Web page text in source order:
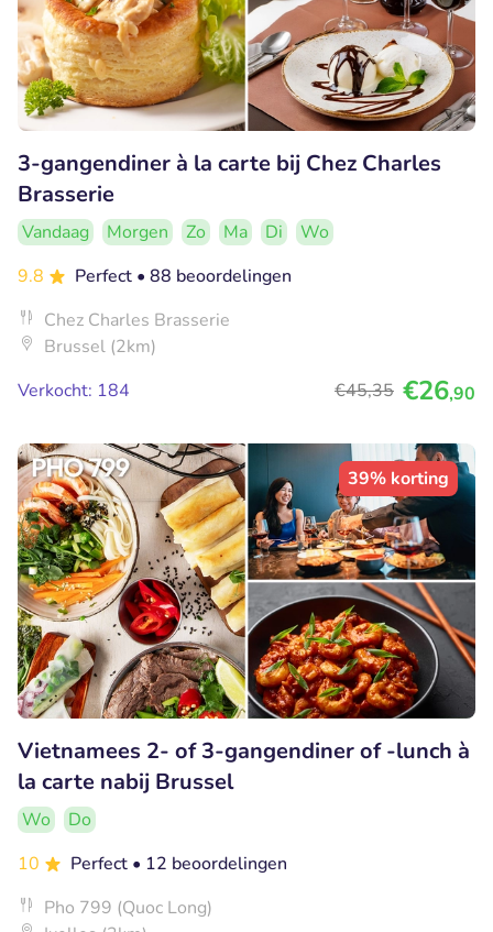
3-gangendiner à la carte bij Chez Charles
Brasserie
Vandaag Morgen Zo Ma Di
Wo
9.8
Perfect • 88 beoordelingen
Chez Charles Brasserie
Brussel (2km)
Verkocht: 184
€45,35 €26,90
39% korting
Vietnamees 2- of 3-gangendiner of -lunch à
la carte nabij Brussel
Wo
Do
10
Perfect • 12 beoordelingen
Pho 799 (Quoc Long)